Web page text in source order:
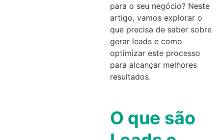
para o seu negócio? Neste
artigo, vamos explorar o
que precisa de saber sobre
gerar leads e como
optimizar este processo
para alcançar melhores
resultados.
O que são